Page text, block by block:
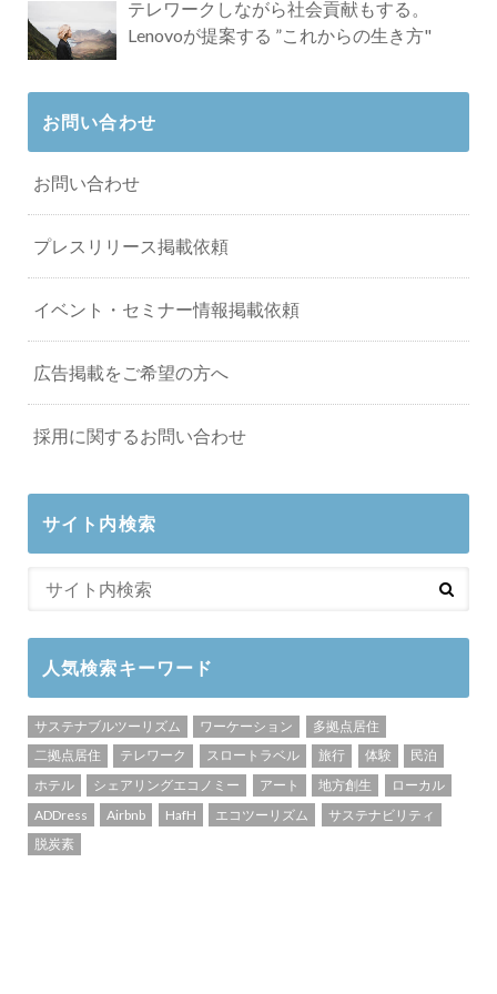
テレワークしながら社会貢献もする。
Lenovoが提案する ”これからの生き方"
お問い合わせ
お問い合わせ
プレスリリース掲載依頼
イベント・セミナー情報掲載依頼
広告掲載をご希望の方へ
採用に関するお問い合わせ
サイト内検索
人気検索キーワード
サステナブルツーリズム ワーケーション
多拠点居住
二拠点居住
テレワーク スロートラベル 旅行 体験
民泊
ホテル
シェアリングエコノミー アート 地方創生
ローカル
ADDress
Airbnb HafH エコツーリズム
サステナビリティ
脱炭素